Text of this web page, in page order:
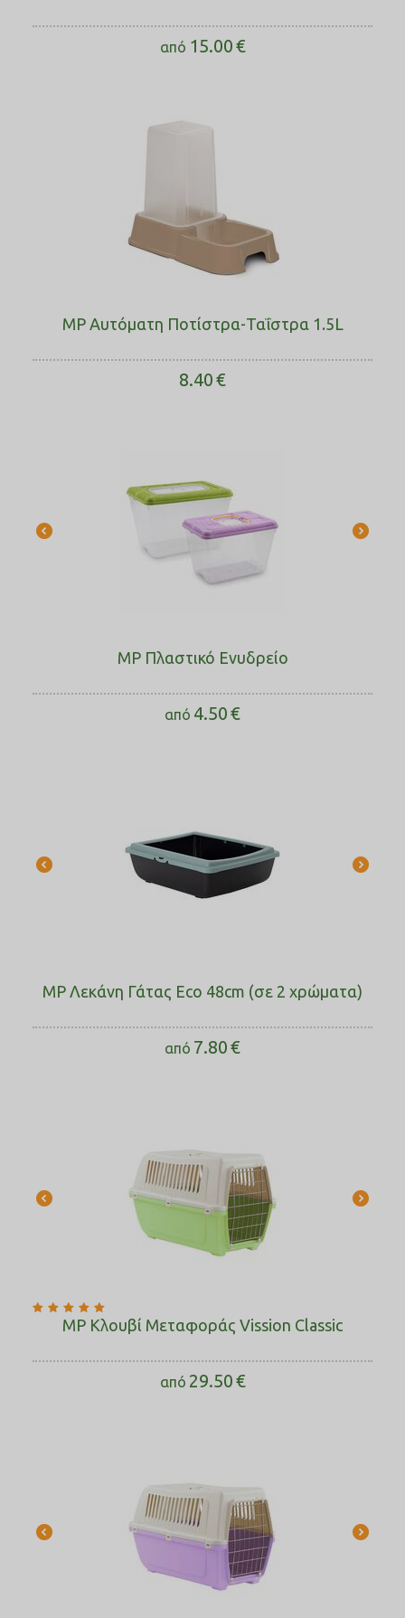
από 15.00€
MP Αυτόματη Ποτίστρα-Ταΐστρα 1.5L
8.40€
MP Πλαστικό Ενυδρείο
από 4.50€
MP Λεκάνη Γάτας Eco 48cm (σε 2 χρώματα)
από 7.80€
MP Κλουβί Μεταφοράς Vission Classic
από 29.50€